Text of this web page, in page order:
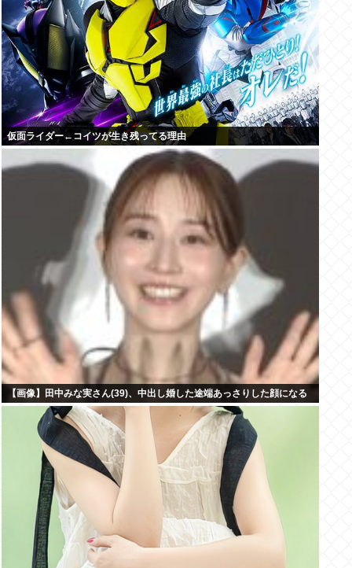
仮面ライダー←コイツが生き残ってる理由
【画像】田中みな実さん(39)、中出し婚した途端あっさりした顔になる